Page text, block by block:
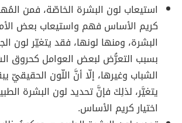
استيعاب لون البشرة الخاصّة، فمن
كريم الأساس فهم واستيعاب بعض
البشرة، ومنها لونها، فقد يتغيّر لون
بسبب التعرُّض لبعض العوامل كحروق
الشباب وغيرها، إلّا أنَّ اللّون الحقيقيّ
يتغيَّر، لذلِكَ فإنَّ تحديد لون البشرة
اختيار كريم الأساس.